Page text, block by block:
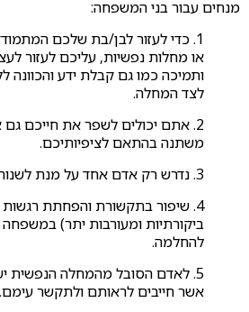
מנחים עבור בני המשפחה:
1. כדי לעזור לבן/בת שלכם
או מחלות נפשיות, עליכם לעזור
ותמיכה כמו גם קבלת ידע והכוונה
לצד המחלה.
2. אתם יכולים לשפר את חייכם
משתנה בהתאם לציפיותיכם.
3. נדרש רק אדם אחד על מנת לשנות קשר באופן משמעותי.
4. שיפור בתקשורת והפחתת
ביקורתיות ומעורבות יתר)
להחלמה.
5. לאדם הסובל מהמחלה הנפשית
אשר חייבים לראותם ולתקשר עימם.